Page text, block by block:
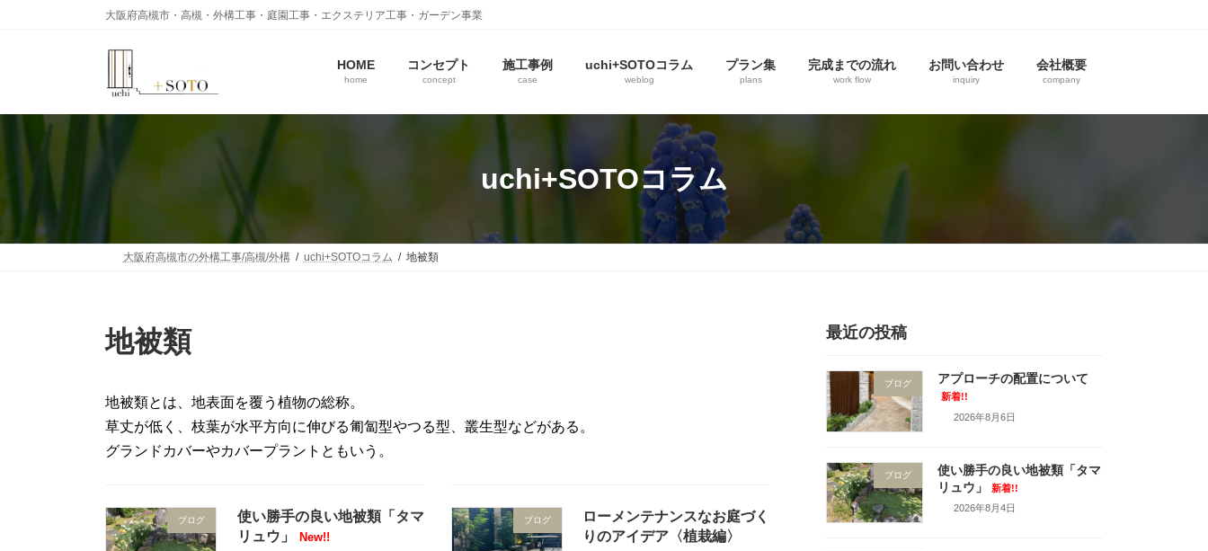
プ
動
大阪府高槻市・高槻・外構工事・庭園工事・エクステリア工事・ガーデン事業
HOME
home
コンセプト
concept
施工事例
case
uchi+SOTOコラム
weblog
プラン集
plans
完成までの流れ
work flow
お問い合わせ
inquiry
会社概要
company
uchi+SOTOコラム
大阪府高槻市の外構工事/高槻/外構 uchi+SOTOコラム 地被類
地被類
地被類とは、地表面を覆う植物の総称。
草丈が低く、枝葉が水平方向に伸びる匍匐型やつる型、叢生型などがある。
グランドカバーやカバープラントともいう。
ブログ
使い勝手の良い地被類「タマ
リュウ」
New!!
ブログ
ローメンテナンスなお庭づく
りのアイデア〈植栽編〉
最近の投稿
ブログ アプローチの配置について
新着!!
2026年8月6日
ブログ
使い勝手の良い地被類「タマ
リュウ」
新着!!
2026年8月4日